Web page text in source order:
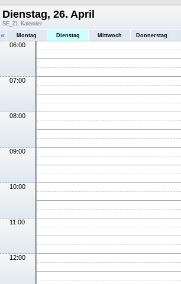
Dienstag, 26. April
SE_ZL Kalender
« Montag Dienstag Mittwoch Donnerstag
06:00
07:00
08:00
09:00
10:00
11:00
12:00